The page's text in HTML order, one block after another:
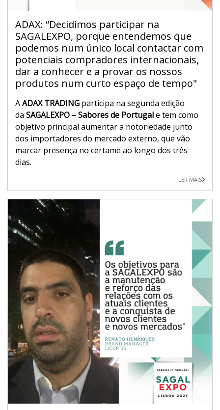
ADAX: “Decidimos participar na
SAGALEXPO, porque entendemos que
podemos num único local contactar com
potenciais compradores internacionais,
dar a conhecer e a provar os nossos
produtos num curto espaço de tempo"
AADAX TRADING participa na segunda edição
da SAGALEXPO – Sabores de Portugale tem como
objetivo principal aumentar a notoriedade junto
dos importadores do mercado externo, que vão
marcar presença no certame ao longo dos três
dias.
LER MAIS